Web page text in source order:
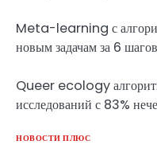
Meta-learning с
новым задачам за 6
Queer ecology
исследований с 83%
НОВОСТИ ПЛЮС